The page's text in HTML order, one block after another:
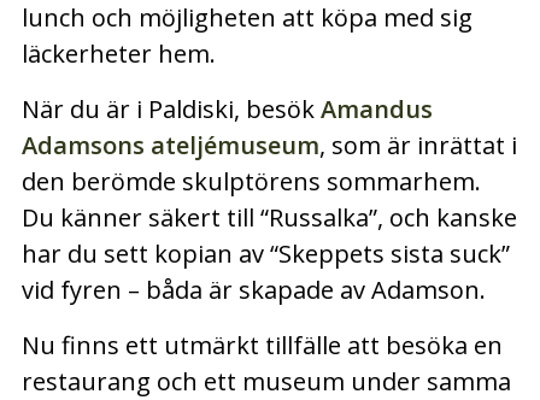
lunch och möjligheten att köpa med sig
läckerheter hem.
När du är i Paldiski, besökAmandus
Adamsons ateljémuseum, som är inrättat i
den berömde skulptörens sommarhem.
Du känner säkert till “Russalka”, och kanske
har du sett kopian av “Skeppets sista suck”
vid fyren – båda är skapade av Adamson.
Nu finns ett utmärkt tillfälle att besöka en
restaurang och ett museum under samma